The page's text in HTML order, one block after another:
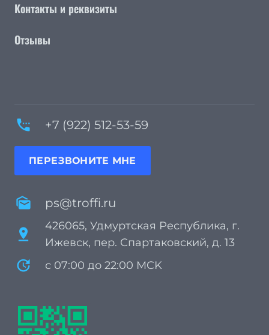
Контакты и реквизиты
Отзывы
settings_phone +7 (922) 512-53-59
ПЕРЕЗВОНИТЕ МНЕ
mark_as_unread ps@troffi.ru
pin_drop
426065, Удмуртская Республика, г.
Ижевск, пер. Спартаковский, д. 13
update с 07:00 до 22:00 MCK